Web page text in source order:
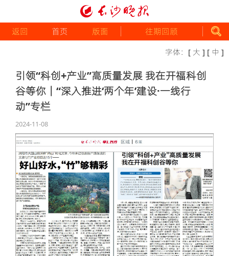
返回 首页 版面 往期回顾
字体： [ 大 ] [ 中 ]
引领“科创+产业”高质量发展 我在开福科创
谷等你｜“深入推进‘两个年’建设·一线行
动”专栏
2024-11-08